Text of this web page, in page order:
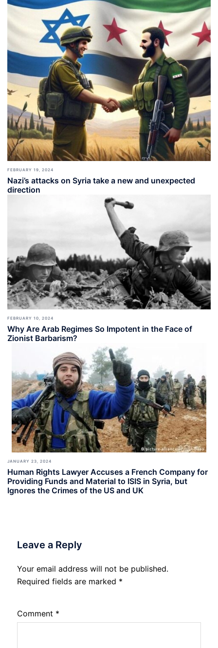
FEBRUARY 19, 2024
Nazi’s attacks on Syria take a new and unexpected
direction
FEBRUARY 10, 2024
Why Are Arab Regimes So Impotent in the Face of
Zionist Barbarism?
JANUARY 23, 2024
Human Rights Lawyer Accuses a French Company for
Providing Funds and Material to ISIS in Syria, but
Ignores the Crimes of the US and UK
Leave a Reply
Your email address will not be published.
Required fields are marked *
Comment *